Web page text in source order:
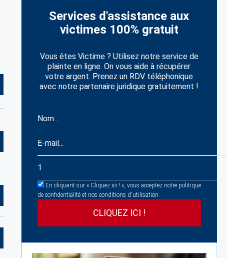
Services d'assistance aux
victimes 100% gratuit
Vous êtes Victime ? Utilisez notre service de
plainte en ligne. On vous aide à récupérer
votre argent. Prenez un RDV téléphonique
avec notre partenaire juridique gratuitement !
En cliquant sur « Cliquez ici ! », vous acceptez notre politique
de confidentialité et nos conditions d'utilisation.